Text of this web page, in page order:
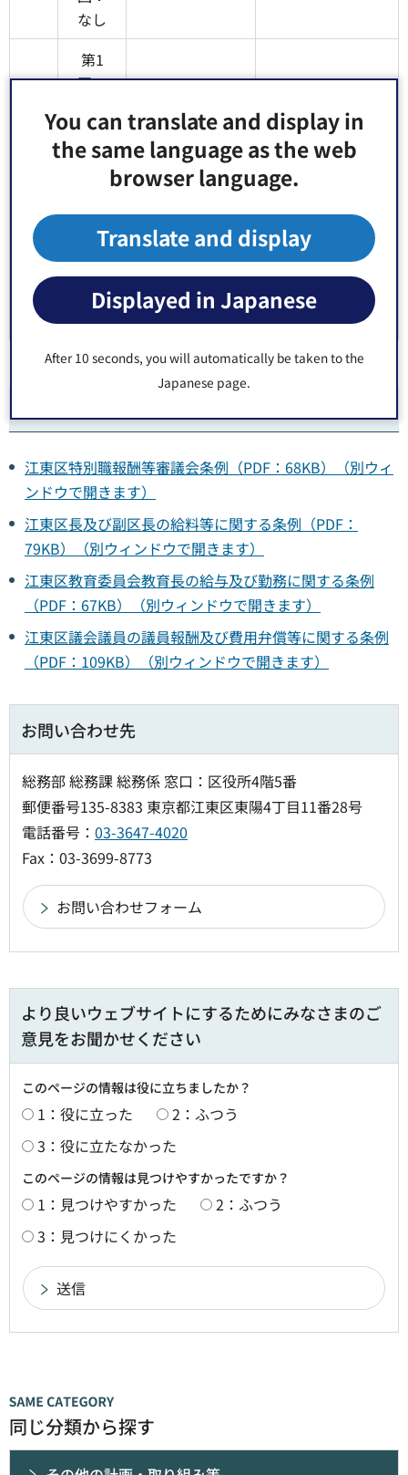
You can translate and display in
the same language as the web
browser language.
Translate and display
Displayed in Japanese
After 10 seconds, you will automatically be taken to the
Japanese page.
なし
第1
回：
6年1
月18
令和
6年1
月30
日
143KB）（別
ウィンドウで
開きます）
82KB）（別ウ
ィンドウで開
きます）
令和5答申（PD
F：147KB）
で開きます）
江東区特別職報酬等審議会条例（PDF：68KB）（別ウィ
ンドウで開きます）
江東区長及び副区長の給料等に関する条例（PDF：
79KB）（別ウィンドウで開きます）
江東区教育委員会教育長の給与及び勤務に関する条例
（PDF：67KB）（別ウィンドウで開きます）
江東区議会議員の議員報酬及び費用弁償等に関する条例
（PDF：109KB）（別ウィンドウで開きます）
お問い合わせ先
総務部 総務課 総務係 窓口：区役所4階5番
郵便番号135-8383 東京都江東区東陽4丁目11番28号
電話番号： 03-3647-4020
Fax：03-3699-8773
より良いウェブサイトにするためにみなさまのご
意見をお聞かせください
このページの情報は役に立ちましたか？
1：役に立った
2：ふつう
3：役に立たなかった
このページの情報は見つけやすかったですか？
1：見つけやすかった
2：ふつう
3：見つけにくかった
同じ分類から探す